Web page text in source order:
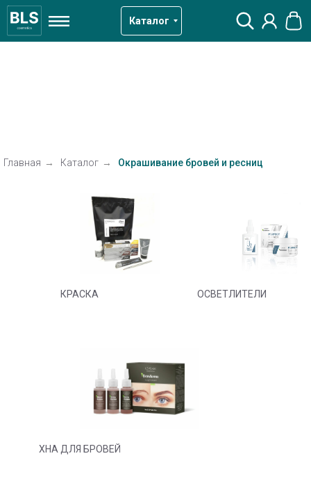
Каталог
Главная → Каталог → Окрашивание бровей и ресниц
КРАСКА ОСВЕТЛИТЕЛИ
ХНА ДЛЯ БРОВЕЙ